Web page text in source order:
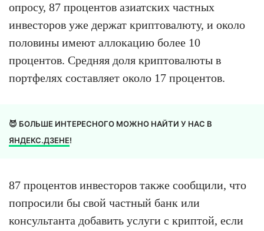
опросу, 87 процентов азиатских частных
инвесторов уже держат криптовалюту, и около
половины имеют аллокацию более 10
процентов. Средняя доля криптовалюты в
портфелях составляет около 17 процентов.
😈 БОЛЬШЕ ИНТЕРЕСНОГО МОЖНО НАЙТИ У НАС В
ЯНДЕКС.ДЗЕНЕ!
87 процентов инвесторов также сообщили, что
попросили бы свой частный банк или
консультанта добавить услуги с криптой, если